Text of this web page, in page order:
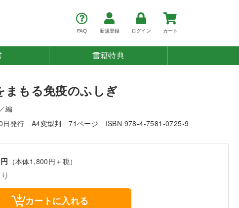
FAQ 新規登録 ログイン カート
書籍特典
まもる免疫のふしぎ
編
日発行
A4変型判 71ページ ISBN 978-4-7581-0725-9
円 （本体1,800円＋税）
カートに入れる